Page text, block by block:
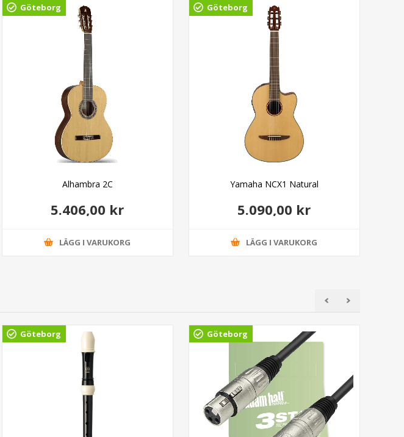
Göteborg
Alhambra 2C
5.406,00 kr
LÄGG I VARUKORG
Göteborg
Yamaha NCX1 Natural
5.090,00 kr
LÄGG I VARUKORG
Göteborg Göteborg